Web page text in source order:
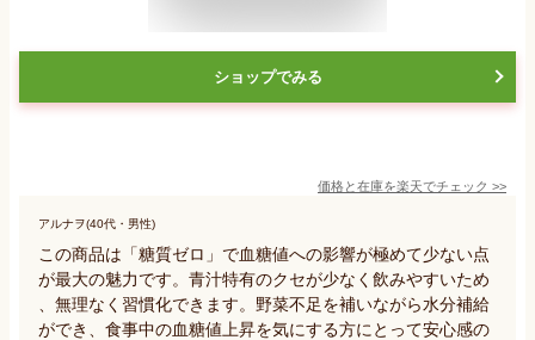
ショップでみる
価格と在庫を楽天でチェック >>
アルナヲ(40代・男性)
この商品は「糖質ゼロ」で血糖値への影響が極めて少ない点
が最大の魅力です。青汁特有のクセが少なく飲みやすいため
、無理なく習慣化できます。野菜不足を補いながら水分補給
ができ、食事中の血糖値上昇を気にする方にとって安心感の